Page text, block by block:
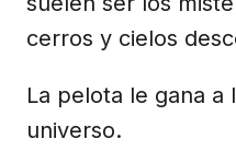
cerros y cielos
La pelota le gana a
universo.